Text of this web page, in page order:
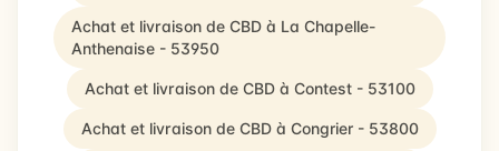
Achat et livraison de CBD à La Chapelle-
Anthenaise - 53950
Achat et livraison de CBD à Contest - 53100
Achat et livraison de CBD à Congrier - 53800